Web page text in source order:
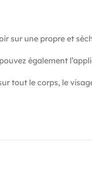
sur une propre et
également
tout le corps, le